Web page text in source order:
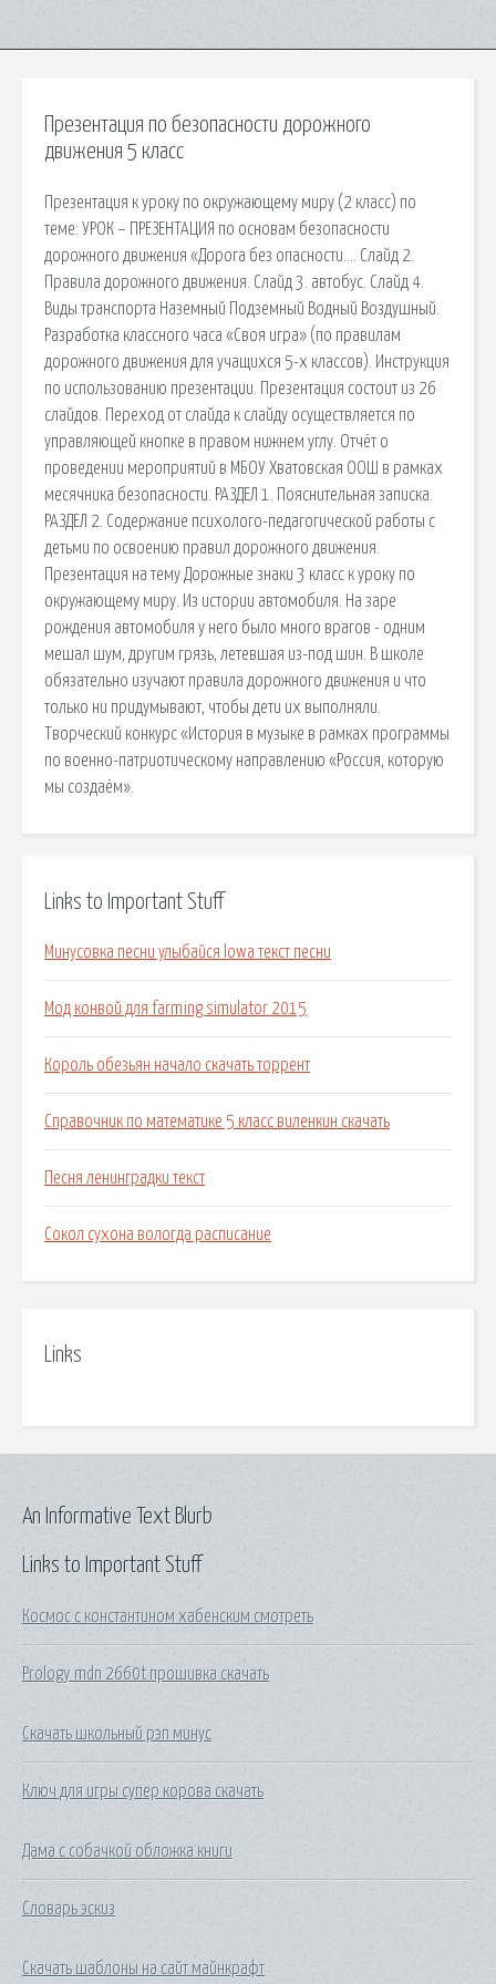
Презентация по безопасности дорожного
движения 5 класс
Презентация к уроку по окружающему миру (2 класс) по
теме: УРОК – ПРЕЗЕНТАЦИЯ по основам безопасности
дорожного движения «Дорога без опасности…. Слайд 2.
Правила дорожного движения. Слайд 3. автобус. Слайд 4.
Виды транспорта Наземный Подземный Водный Воздушный.
Разработка классного часа «Своя игра» (по правилам
дорожного движения для учащихся 5-х классов). Инструкция
по использованию презентации. Презентация состоит из 26
слайдов. Переход от слайда к слайду осуществляется по
управляющей кнопке в правом нижнем углу. Отчёт о
проведении мероприятий в МБОУ Хватовская ООШ в рамках
месячника безопасности. РАЗДЕЛ 1. Пояснительная записка.
РАЗДЕЛ 2. Содержание психолого-педагогической работы с
детьми по освоению правил дорожного движения.
Презентация на тему Дорожные знаки 3 класс к уроку по
окружающему миру. Из истории автомобиля. На заре
рождения автомобиля у него было много врагов - одним
мешал шум, другим грязь, летевшая из-под шин. В школе
обязательно изучают правила дорожного движения и что
только ни придумывают, чтобы дети их выполняли.
Творческий конкурс «История в музыке в рамках программы
по военно-патриотическому направлению «Россия, которую
мы создаём».
Links to Important Stuff
Минусовка песни улыбайся lowa текст песни
Мод конвой для farming simulator 2015
Король обезьян начало скачать торрент
Справочник по математике 5 класс виленкин скачать
Песня ленинградки текст
Сокол сухона вологда расписание
Links
Links to Important Stuff
Космос с константином хабенским смотреть
Prology mdn 2660t прошивка скачать
Скачать школьный рэп минус
Ключ для игры супер корова скачать
Дама с собачкой обложка книги
Словарь эскиз
Скачать шаблоны на сайт майнкрафт
An Informative Text Blurb